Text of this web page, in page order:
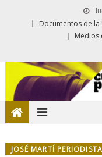
Documentos de la
Medios
JOSÉ MARTÍ PERIODISTA